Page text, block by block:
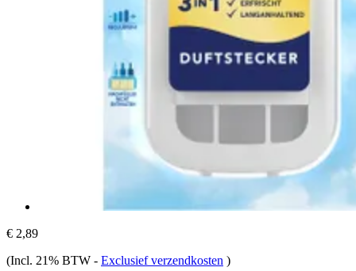
€ 2,89
(Incl. 21% BTW - Exclusief verzendkosten )